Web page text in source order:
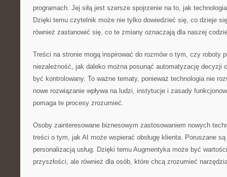
programach. Jej siłą jest szersze spojrzenie na to, jak
Dzięki temu czytelnik może nie tylko dowiedzieć się, co dzieje
również zastanowić się, co te zmiany oznaczają dla naszej
Treści na stronie mogą inspirować do rozmów o tym, czy roboty
niezależność, jak daleko można posunąć automatyzację decyzji
być kontrolowany. To ważne tematy, ponieważ technologia nie
nowe rozwiązanie wpływa na ludzi, instytucje i zasady
pomaga te procesy zrozumieć.
Osoby zainteresowane biznesowym zastosowaniem nowych
treści o tym, jak AI może wspierać obsługę klienta. Poruszane
personalizacją usług. Dzięki temu Augmentyka może być
przyszłości, ale również dla osób, które chcą zrozumieć